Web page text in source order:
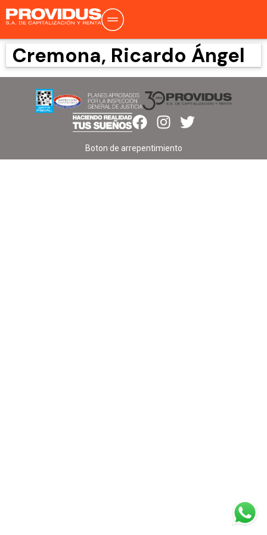
Cremona, Ricardo Ángel
Boton de arrepentimiento